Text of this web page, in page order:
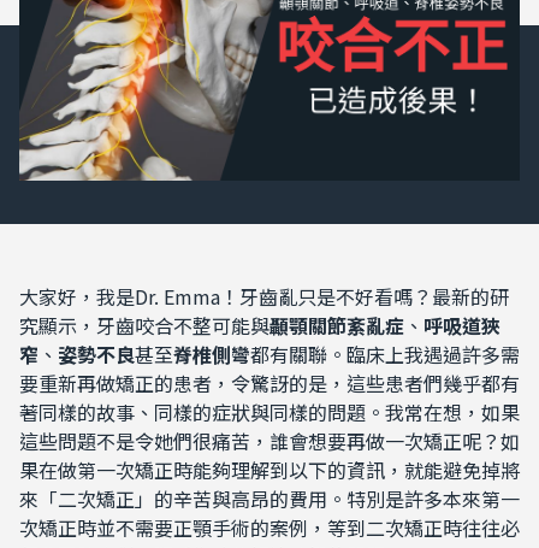
大家好，我是Dr. Emma！牙齒亂只是不好看嗎？最新的研
究顯示，牙齒咬合不整可能與顳顎關節紊亂症 、 呼吸道狹
窄 、 姿勢不良甚至脊椎側彎都有關聯。臨床上我遇過許多需
要重新再做矯正的患者，令驚訝的是，這些患者們幾乎都有
著同樣的故事、同樣的症狀與同樣的問題。我常在想，如果
這些問題不是令她們很痛苦，誰會想要再做一次矯正呢？如
果在做第一次矯正時能夠理解到以下的資訊，就能避免掉將
來「二次矯正」的辛苦與高昂的費用。特別是許多本來第一
次矯正時並不需要正顎手術的案例，等到二次矯正時往往必